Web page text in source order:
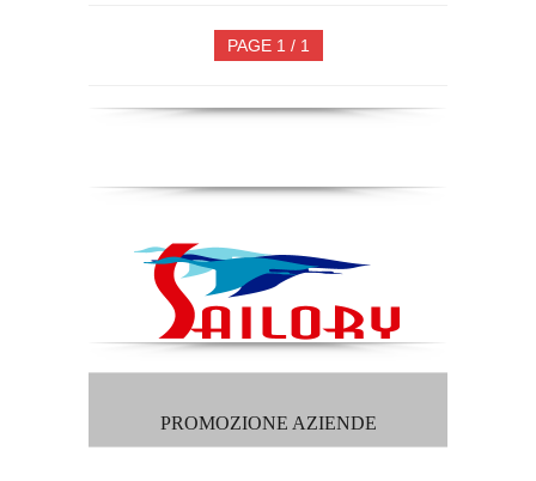
PAGE 1 / 1
PROMOZIONE AZIENDE